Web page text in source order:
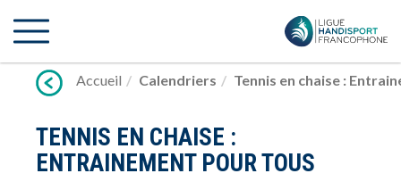
vers
Accueil
Calendriers Tennis en chaise :
TENNIS EN CHAISE :
ENTRAINEMENT POUR TOUS